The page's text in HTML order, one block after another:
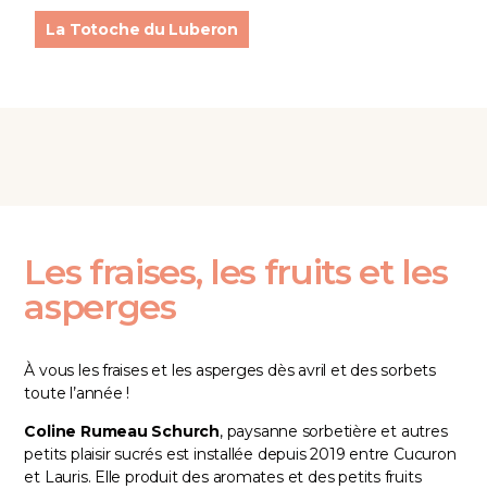
La Totoche du Luberon
Les fraises, les fruits et les
asperges
À vous les fraises et les asperges dès avril et des sorbets
toute l’année !
Coline Rumeau Schurch, paysanne sorbetière et autres
petits plaisir sucrés est installée depuis 2019 entre Cucuron
et Lauris. Elle produit des aromates et des petits fruits